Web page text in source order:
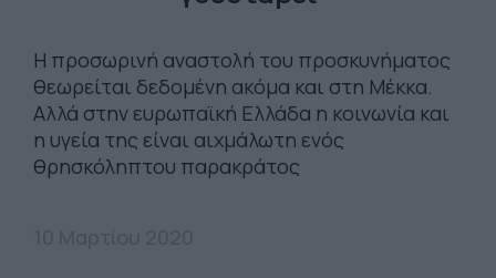
Η προσωρινή αναστολή του προσκυνήματος
θεωρείται δεδομένη ακόμα και στη Μέκκα.
Αλλά στην ευρωπαϊκή Ελλάδα η κοινωνία και
η υγεία της είναι αιχμάλωτη ενός
θρησκόληπτου παρακράτος